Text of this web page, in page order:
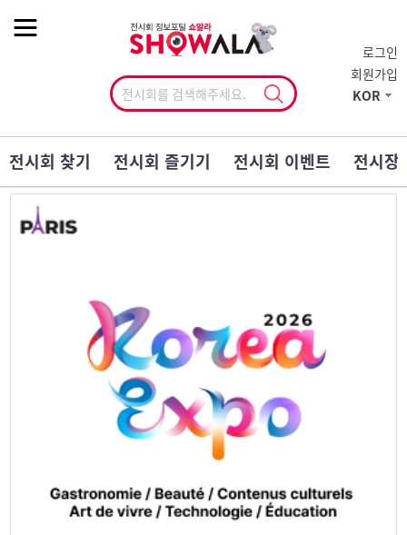
로그인
회원가입
KOR
전시회 찾기 전시회 즐기기 전시회 이벤트 전시장